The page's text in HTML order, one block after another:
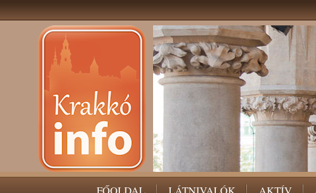
FŐOLDAL LÁTNIVALÓK AKTÍV